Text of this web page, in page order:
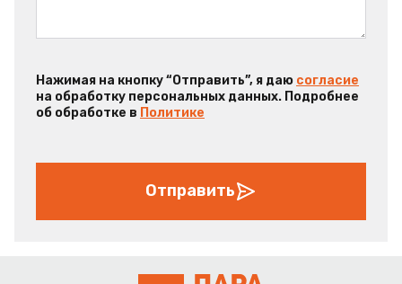
Нажимая на кнопку “Отправить”, я даю согласие
на обработку персональных данных. Подробнее
об обработке в Политике
Отправить